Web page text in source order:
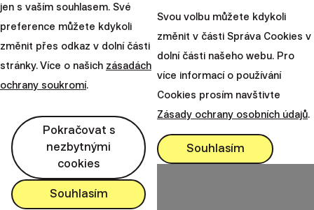
jen s vaším souhlasem. Své
preference můžete kdykoli
změnit přes odkaz v dolní části
stránky. Více o našich zásadách
ochrany soukromí.
Pokračovat s
nezbytnými
cookies
Souhlasím
Svou volbu můžete kdykoli
změnit v části Správa Cookies v
dolní části našeho webu. Pro
více informací o používání
Cookies prosím navštivte
Zásady ochrany osobních údajů.
Souhlasím
Finax, o.c.p., a. s.
Bajkalská 19B
821 01 Bratislava
Slovensko
+420 245 501 654
mail client@finax.eu
Důležité informace keyboard_arrow_down